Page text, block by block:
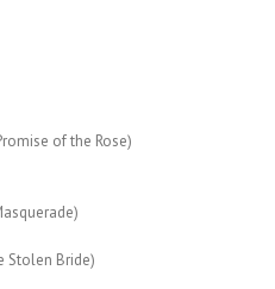
of the Rose)
Stolen Bride)